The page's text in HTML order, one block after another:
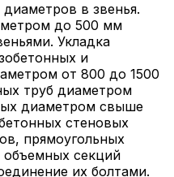
в звенья.
до 500 мм
Укладка
и
от 800 до 1500
труб диаметром
диаметром свыше
стеновых
прямоугольных
секций
их болтами.